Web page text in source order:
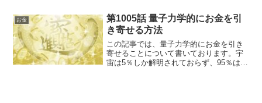
お金
第1005話 量子力学的にお金を引
き寄せる方法
この記事では、量子力学的にお金を引き
寄せることについて書いております。宇
宙は5％しか解明されておらず、95％は未